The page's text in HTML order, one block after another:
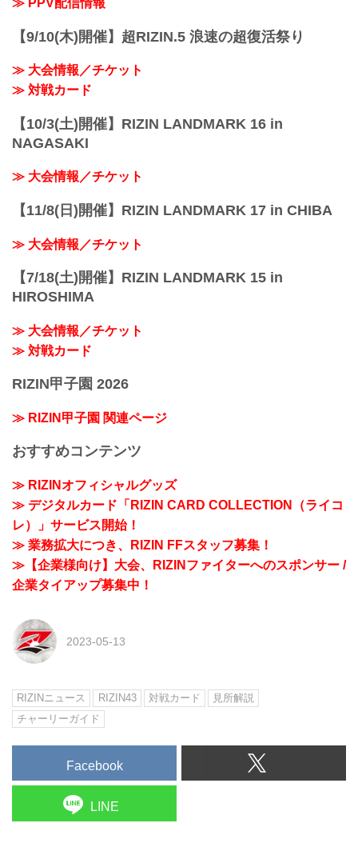
の中で行われるフェ...
≫ PPV配信情報
【9/10(木)開催】超RIZIN.5 浪速の超復活祭り
≫ 大会情報／チケット
≫ 対戦カード
【10/3(土)開催】RIZIN LANDMARK 16 in
NAGASAKI
≫ 大会情報／チケット
【11/8(日)開催】RIZIN LANDMARK 17 in CHIBA
≫ 大会情報／チケット
【7/18(土)開催】RIZIN LANDMARK 15 in
HIROSHIMA
≫ 大会情報／チケット
≫ 対戦カード
RIZIN甲子園 2026
≫ RIZIN甲子園 関連ページ
おすすめコンテンツ
≫ RIZINオフィシャルグッズ
≫ デジタルカード「RIZIN CARD COLLECTION（ライコ
レ）」サービス開始！
≫ 業務拡大につき、RIZIN FFスタッフ募集！
≫【企業様向け】大会、RIZINファイターへのスポンサー /
企業タイアップ募集中！
2023-05-13
RIZINニュース RIZIN43 対戦カード
見所解説
チャーリーガイド
Facebook
LINE